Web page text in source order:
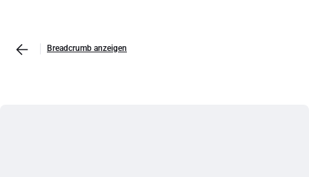
Breadcrumb anzeigen